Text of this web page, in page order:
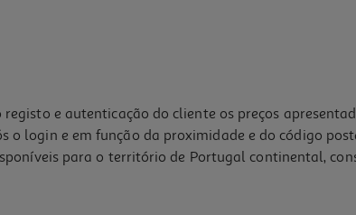
e autenticação do cliente os preços
o login e em função da proximidade e do código
para o território de Portugal continental,